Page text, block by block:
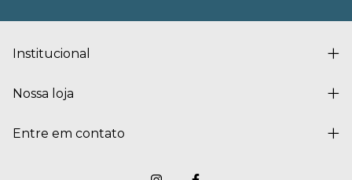
Institucional
Nossa loja
Entre em contato